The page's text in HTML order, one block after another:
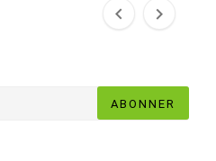
 
ABONNER